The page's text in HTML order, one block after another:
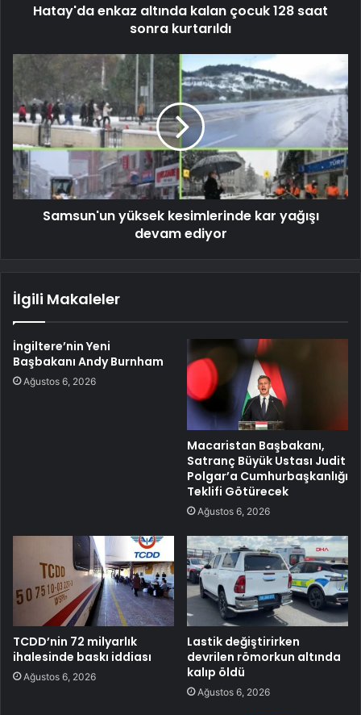
Hatay'da enkaz altında kalan çocuk 128 saat
sonra kurtarıldı
Samsun'un yüksek kesimlerinde kar yağışı
devam ediyor
İlgili Makaleler
İngiltere’nin Yeni
Başbakanı Andy Burnham
Ağustos 6, 2026
Macaristan Başbakanı,
Satranç Büyük Ustası Judit
Polgar’a Cumhurbaşkanlığı
Teklifi Götürecek
Ağustos 6, 2026
TCDD’nin 72 milyarlık
ihalesinde baskı iddiası
Ağustos 6, 2026
Lastik değiştirirken
devrilen römorkun altında
kalıp öldü
Ağustos 6, 2026